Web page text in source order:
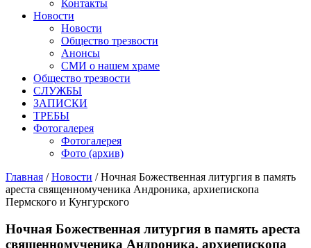
Контакты
Новости
Новости
Общество трезвости
Анонсы
СМИ о нашем храме
Общество трезвости
СЛУЖБЫ
ЗАПИСКИ
ТРЕБЫ
Фотогалерея
Фотогалерея
Фото (архив)
Главная /Новости / Ночная Божественная литургия в память
ареста священномученика Андроника, архиепископа
Пермского и Кунгурского
Ночная Божественная литургия в память ареста
священномученика Андроника, архиепископа